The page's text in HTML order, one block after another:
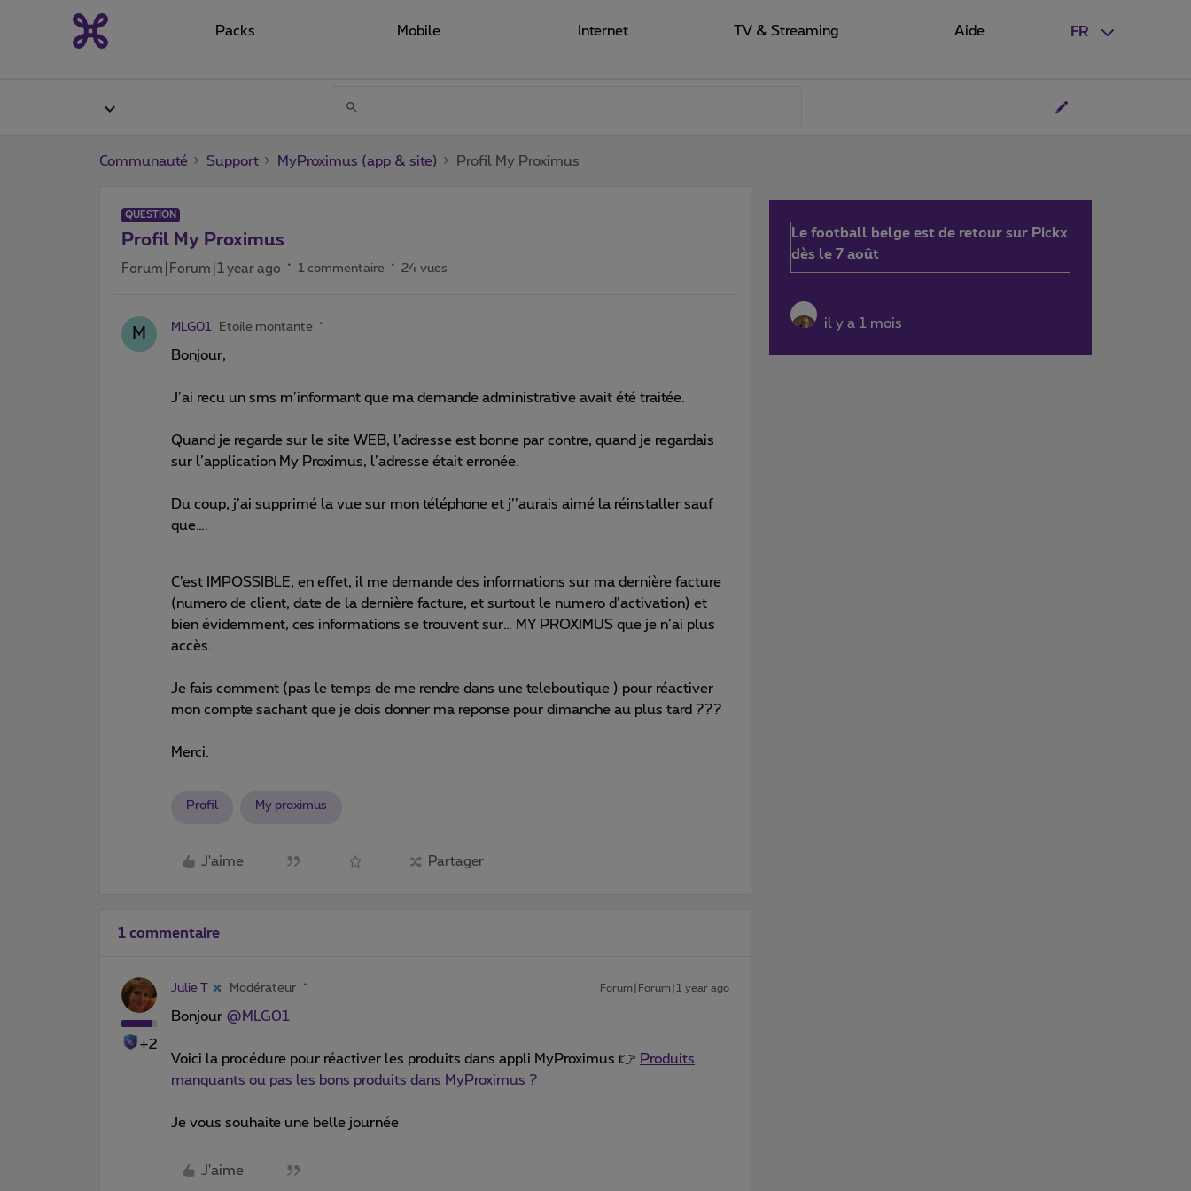
FR
Packs Mobile Internet TV & Streaming Aide
Communauté Support MyProximus (app & site) Profil My Proximus
QUESTION
Profil My Proximus
Forum|Forum|1 year ago 1 commentaire 24 vues
M MLG01 Etoile montante
Bonjour,
J’ai recu un sms m’informant que ma demande administrative avait été traitée.
Quand je regarde sur le site WEB, l’adresse est bonne par contre, quand je regardais
sur l’application My Proximus, l’adresse était erronée.
Du coup, j’ai supprimé la vue sur mon téléphone et j’’aurais aimé la réinstaller sauf
que….
C’est IMPOSSIBLE, en effet, il me demande des informations sur ma dernière facture
(numero de client, date de la dernière facture, et surtout le numero d’activation) et
bien évidemment, ces informations se trouvent sur… MY PROXIMUS que je n’ai plus
accès.
Je fais comment (pas le temps de me rendre dans une teleboutique ) pour réactiver
mon compte sachant que je dois donner ma reponse pour dimanche au plus tard ???
Merci.
Profil My proximus
J'aime Partager
1 commentaire
+2
Julie T Modérateur Forum|Forum|1 year ago
Bonjour ​ @MLG01
Voici la procédure pour réactiver les produits dans appli MyProximus 👉 Produits
manquants ou pas les bons produits dans MyProximus ?
Je vous souhaite une belle journée
J'aime
Le football belge est de retour sur Pickx
dès le 7 août
il y a 1 mois